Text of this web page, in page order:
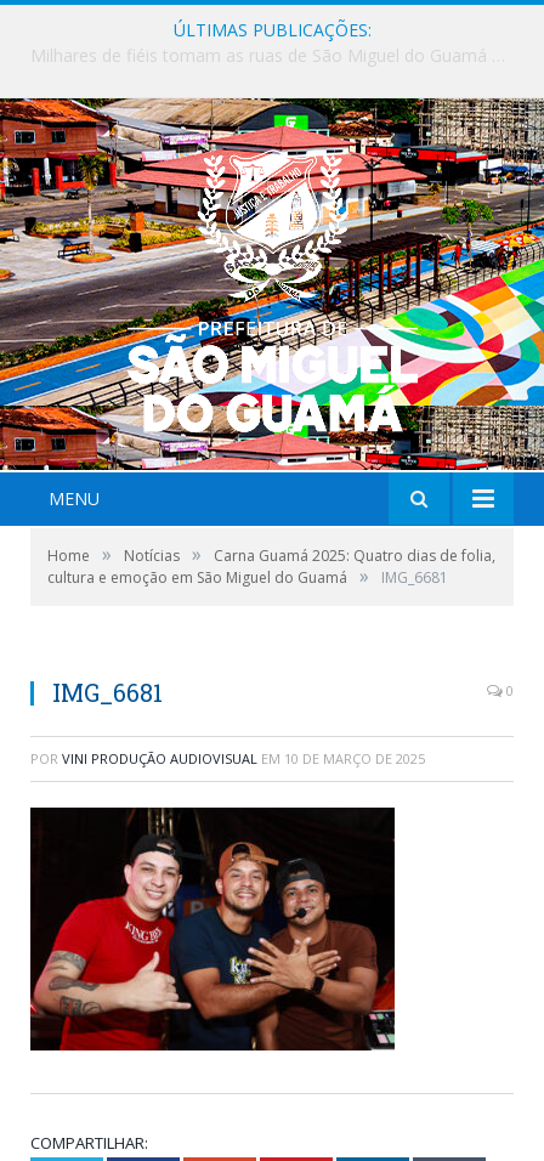
ÚLTIMAS PUBLICAÇÕES:
MENU
Home » Notícias »
Carna Guamá 2025: Quatro dias de folia,
cultura e emoção em São Miguel do Guamá
» IMG_6681
IMG_6681 0
POR VINI PRODUÇÃO AUDIOVISUAL EM 10 DE MARÇO DE 2025
COMPARTILHAR: